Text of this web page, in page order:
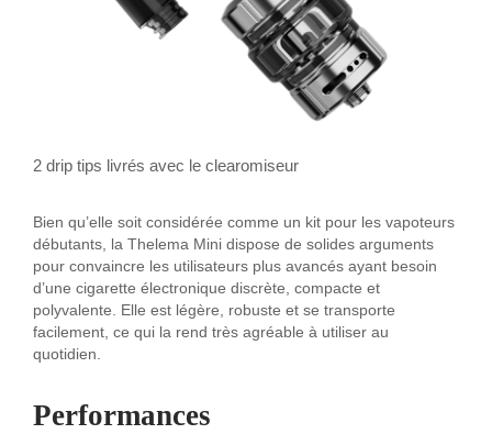
2 drip tips livrés avec le clearomiseur
Bien qu’elle soit considérée comme un kit pour les vapoteurs
débutants, la Thelema Mini dispose de solides arguments
pour convaincre les utilisateurs plus avancés ayant besoin
d’une cigarette électronique discrète, compacte et
polyvalente. Elle est légère, robuste et se transporte
facilement, ce qui la rend très agréable à utiliser au
quotidien.
Performances